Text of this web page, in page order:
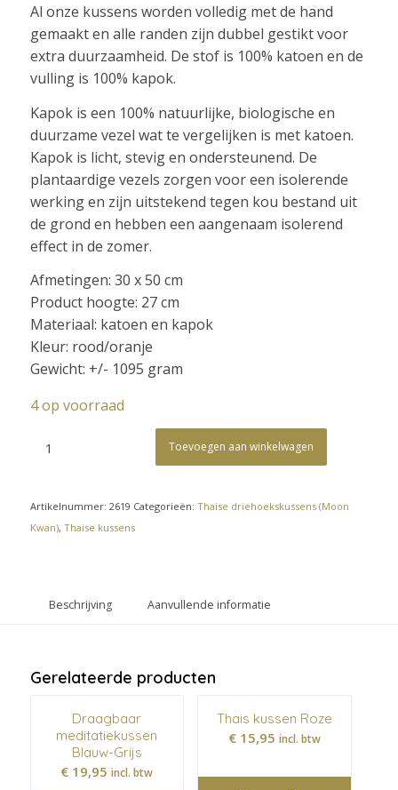
Al onze kussens worden volledig met de hand
gemaakt en alle randen zijn dubbel gestikt voor
extra duurzaamheid. De stof is 100% katoen en de
vulling is 100% kapok.
Kapok is een 100% natuurlijke, biologische en
duurzame vezel wat te vergelijken is met katoen.
Kapok is licht, stevig en ondersteunend. De
plantaardige vezels zorgen voor een isolerende
werking en zijn uitstekend tegen kou bestand uit
de grond en hebben een aangenaam isolerend
effect in de zomer.
Afmetingen: 30 x 50 cm
Product hoogte: 27 cm
Materiaal: katoen en kapok
Kleur: rood/oranje
Gewicht: +/- 1095 gram
4 op voorraad
Toevoegen aan winkelwagen
Artikelnummer: 2619 Categorieën: Thaise driehoekskussens (Moon
Kwan), Thaise kussens
Beschrijving Aanvullende informatie
Gerelateerde producten
Draagbaar
meditatiekussen
Blauw-Grijs
€ 19,95 incl. btw
Thais kussen Roze
€ 15,95 incl. btw